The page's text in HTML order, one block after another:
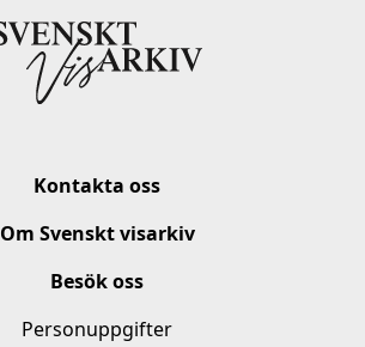
Kontakta oss
Om Svenskt visarkiv
Besök oss
Personuppgifter